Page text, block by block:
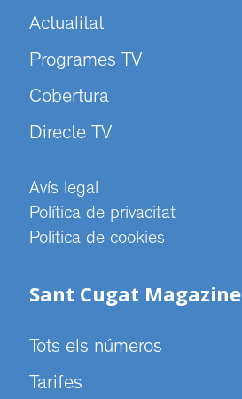
Actualitat
Programes TV
Cobertura
Directe TV
Avís legal
Política de privacitat
Politica de cookies
Sant Cugat Magazine
Tots els números
Tarifes